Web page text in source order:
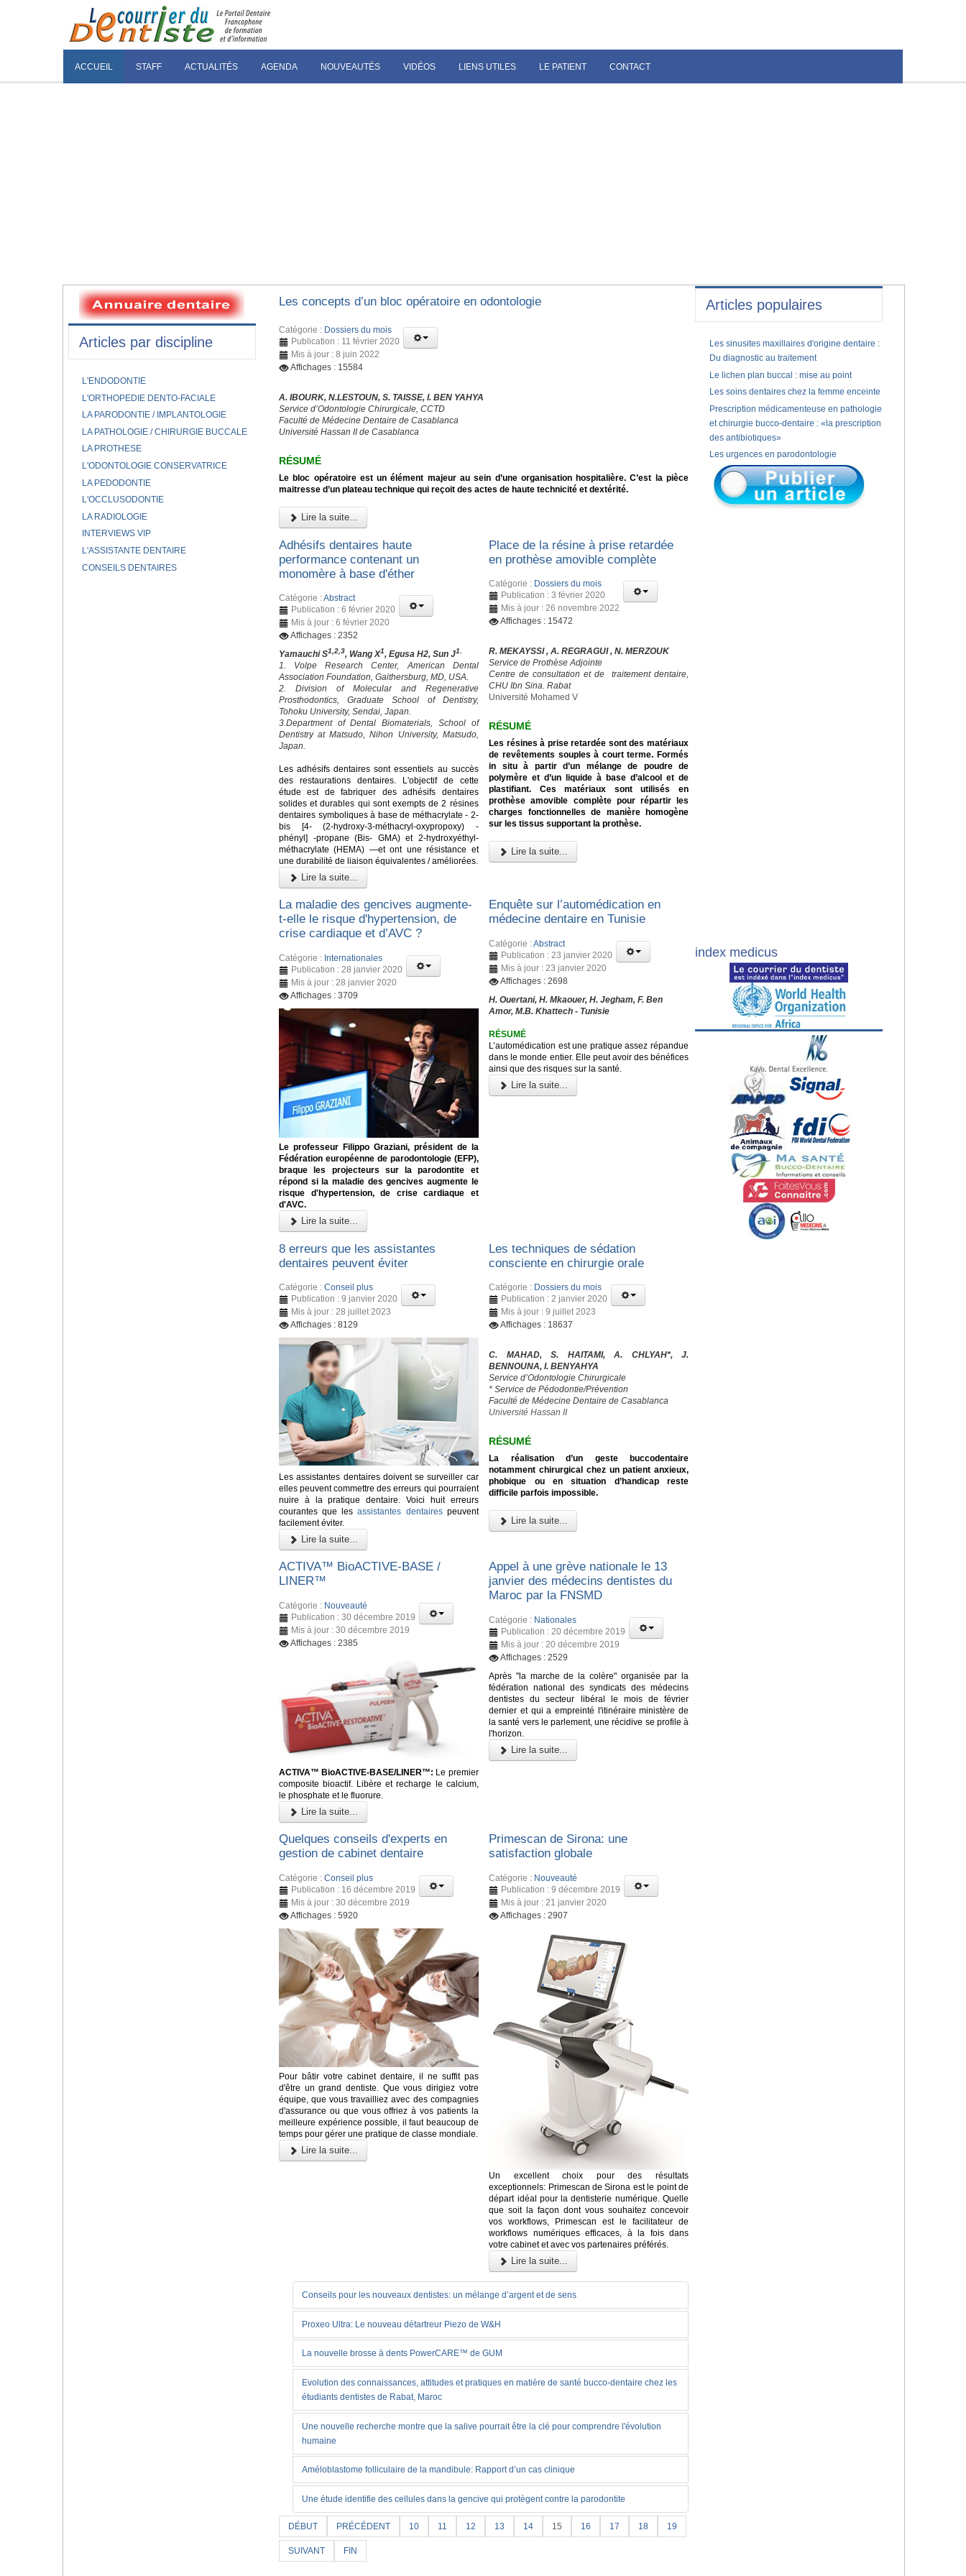
ACCUEIL STAFF ACTUALITÉS AGENDA NOUVEAUTÉS VIDÉOS LIENS UTILES LE PATIENT CONTACT
Les concepts d’un bloc opératoire en odontologie
Catégorie : Dossiers du mois
Publication : 11 février 2020
Mis à jour : 8 juin 2022
Affichages : 15584
A. IBOURK, N.LESTOUN, S. TAISSE, I. BEN YAHYA
Service d’Odontologie Chirurgicale, CCTD
Faculté de Médecine Dentaire de Casablanca
Université Hassan II de Casablanca
RÉSUMÉ
Le bloc opératoire est un élément majeur au sein d’une organisation hospitalière. C’est la pièce
maitresse d’un plateau technique qui reçoit des actes de haute technicité et dextérité.
Lire la suite...
Adhésifs dentaires haute
performance contenant un
monomère à base d'éther
Catégorie :Abstract
Publication : 6 février 2020
Mis à jour : 6 février 2020
Affichages : 2352
Yamauchi S1,2,3, Wang X1, Egusa H2, Sun J1.
1. Volpe Research Center, American Dental
Association Foundation, Gaithersburg, MD, USA.
2. Division of Molecular and Regenerative
Prosthodontics, Graduate School of Dentistry,
Tohoku University, Sendai, Japan.
3.Department of Dental Biomaterials, School of
Dentistry at Matsudo, Nihon University, Matsudo,
Japan.
Les adhésifs dentaires sont essentiels au succès
des restaurations dentaires. L'objectif de cette
étude est de fabriquer des adhésifs dentaires
solides et durables qui sont exempts de 2 résines
dentaires symboliques à base de méthacrylate - 2-
bis [4- (2-hydroxy-3-méthacryl-oxypropoxy) -
phényl] -propane (Bis- GMA) et 2-hydroxyéthyl-
méthacrylate (HEMA) —et ont une résistance et
une durabilité de liaison équivalentes / améliorées.
Lire la suite...
Place de la résine à prise retardée
en prothèse amovible complète
Catégorie : Dossiers du mois
Publication : 3 février 2020
Mis à jour : 26 novembre 2022
Affichages : 15472
R. MEKAYSSI , A. REGRAGUI , N. MERZOUK
Service de Prothèse Adjointe
Centre de consultation et de traitement dentaire,
CHU Ibn Sina. Rabat
Université Mohamed V
RÉSUMÉ
Les résines à prise retardée sont des matériaux
de revêtements souples à court terme. Formés
in situ à partir d’un mélange de poudre de
polymère et d’un liquide à base d’alcool et de
plastifiant. Ces matériaux sont utilisés en
prothèse amovible complète pour répartir les
charges fonctionnelles de manière homogène
sur les tissus supportant la prothèse.
Lire la suite...
La maladie des gencives augmente-
t-elle le risque d'hypertension, de
crise cardiaque et d’AVC ?
Catégorie : Internationales
Publication : 28 janvier 2020
Mis à jour : 28 janvier 2020
Affichages : 3709
Le professeur Filippo Graziani, président de la
Fédération européenne de parodontologie (EFP),
braque les projecteurs sur la parodontite et
répond si la maladie des gencives augmente le
risque d'hypertension, de crise cardiaque et
d'AVC.
Lire la suite...
Enquête sur l’automédication en
médecine dentaire en Tunisie
Catégorie :Abstract
Publication : 23 janvier 2020
Mis à jour : 23 janvier 2020
Affichages : 2698
H. Ouertani, H. Mkaouer, H. Jegham, F. Ben
Amor, M.B. Khattech - Tunisie
RÉSUMÉ
L’automédication est une pratique assez répandue
dans le monde entier. Elle peut avoir des bénéfices
ainsi que des risques sur la santé.
Lire la suite...
8 erreurs que les assistantes
dentaires peuvent éviter
Catégorie : Conseil plus
Publication : 9 janvier 2020
Mis à jour : 28 juillet 2023
Affichages : 8129
Les assistantes dentaires doivent se surveiller car
elles peuvent commettre des erreurs qui pourraient
nuire à la pratique dentaire. Voici huit erreurs
courantes que lesassistantes dentairespeuvent
facilement éviter.
Lire la suite...
Les techniques de sédation
consciente en chirurgie orale
Catégorie : Dossiers du mois
Publication : 2 janvier 2020
Mis à jour : 9 juillet 2023
Affichages : 18637
C. MAHAD, S. HAITAMI, A. CHLYAH*, J.
BENNOUNA, I. BENYAHYA
Service d’Odontologie Chirurgicale
* Service de Pédodontie/Prévention
Faculté de Médecine Dentaire de Casablanca
Université Hassan II
RÉSUMÉ
La réalisation d’un geste buccodentaire
notamment chirurgical chez un patient anxieux,
phobique ou en situation d’handicap reste
difficile parfois impossible.
Lire la suite...
ACTIVA™ BioACTIVE-BASE /
LINER™
Catégorie : Nouveauté
Publication : 30 décembre 2019
Mis à jour : 30 décembre 2019
Affichages : 2385
ACTIVA™ BioACTIVE-BASE/LINER™: Le premier
composite bioactif. Libère et recharge le calcium,
le phosphate et le fluorure.
Lire la suite...
Appel à une grève nationale le 13
janvier des médecins dentistes du
Maroc par la FNSMD
Catégorie : Nationales
Publication : 20 décembre 2019
Mis à jour : 20 décembre 2019
Affichages : 2529
Après "la marche de la colère" organisée par la
fédération national des syndicats des médecins
dentistes du secteur libéral le mois de février
dernier et qui a empreinté l'itinéraire ministère de
la santé vers le parlement, une récidive se profile à
l'horizon.
Lire la suite...
Quelques conseils d'experts en
gestion de cabinet dentaire
Catégorie : Conseil plus
Publication : 16 décembre 2019
Mis à jour : 30 décembre 2019
Affichages : 5920
Pour bâtir votre cabinet dentaire, il ne suffit pas
d'être un grand dentiste. Que vous dirigiez votre
équipe, que vous travailliez avec des compagnies
d'assurance ou que vous offriez à vos patients la
meilleure expérience possible, il faut beaucoup de
temps pour gérer une pratique de classe mondiale.
Lire la suite...
Primescan de Sirona: une
satisfaction globale
Catégorie : Nouveauté
Publication : 9 décembre 2019
Mis à jour : 21 janvier 2020
Affichages : 2907
Un excellent choix pour des résultats
exceptionnels: Primescan de Sirona est le point de
départ idéal pour la dentisterie numérique. Quelle
que soit la façon dont vous souhaitez concevoir
vos workflows, Primescan est le facilitateur de
workflows numériques efficaces, à la fois dans
votre cabinet et avec vos partenaires préférés.
Lire la suite...
Conseils pour les nouveaux dentistes: un mélange d’argent et de sens
Proxeo Ultra: Le nouveau détartreur Piezo de W&H
La nouvelle brosse à dents PowerCARE™ de GUM
Evolution des connaissances, attitudes et pratiques en matière de santé bucco-dentaire chez les
étudiants dentistes de Rabat, Maroc
Une nouvelle recherche montre que la salive pourrait être la clé pour comprendre l'évolution
humaine
Améloblastome folliculaire de la mandibule: Rapport d’un cas clinique
Une étude identifie des cellules dans la gencive qui protègent contre la parodontite
DÉBUT PRÉCÉDENT 10 11 12 13 14 15 16 17 18 19
SUIVANT FIN
Articles par discipline
L'ENDODONTIE
L'ORTHOPEDIE DENTO-FACIALE
LA PARODONTIE / IMPLANTOLOGIE
LA PATHOLOGIE / CHIRURGIE BUCCALE
LA PROTHESE
L'ODONTOLOGIE CONSERVATRICE
LA PEDODONTIE
L'OCCLUSODONTIE
LA RADIOLOGIE
INTERVIEWS VIP
L'ASSISTANTE DENTAIRE
CONSEILS DENTAIRES
Articles populaires
Les sinusites maxillaires d'origine dentaire :
Du diagnostic au traitement
Le lichen plan buccal : mise au point
Les soins dentaires chez la femme enceinte
Prescription médicamenteuse en pathologie
et chirurgie bucco-dentaire : «la prescription
des antibiotiques»
Les urgences en parodontologie
index medicus